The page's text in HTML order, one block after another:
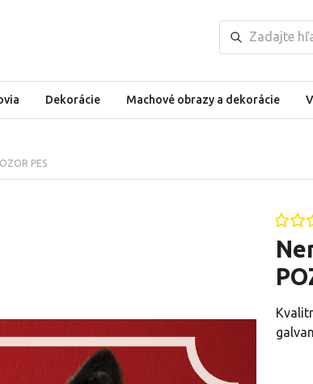
Dekorácie Machové obrazy a dekorácie
PES